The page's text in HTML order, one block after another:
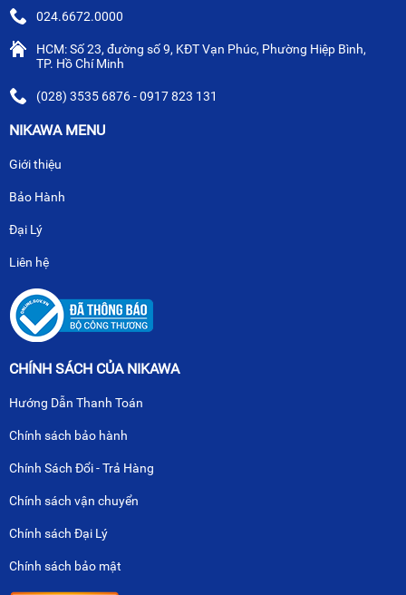
024.6672.0000
HCM: Số 23, đường số 9, KĐT Vạn Phúc, Phường Hiệp Bình,
TP. Hồ Chí Minh
(028) 3535 6876 - 0917 823 131
NIKAWA MENU
Giới thiệu
Bảo Hành
Đại Lý
Liên hệ
CHÍNH SÁCH CỦA NIKAWA
Hướng Dẫn Thanh Toán
Chính sách bảo hành
Chính Sách Đổi - Trả Hàng
Chính sách vận chuyển
Chính sách Đại Lý
Chính sách bảo mật